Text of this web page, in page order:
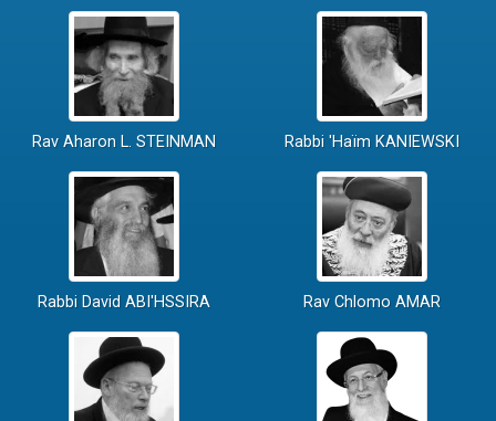
Rav Aharon L. STEINMAN Rabbi 'Haïm KANIEWSKI
Rabbi David ABI'HSSIRA Rav Chlomo AMAR